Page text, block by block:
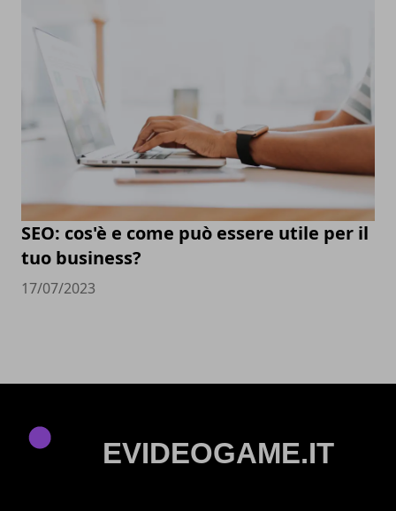
SEO: cos'è e come può essere utile per il
tuo business?
17/07/2023